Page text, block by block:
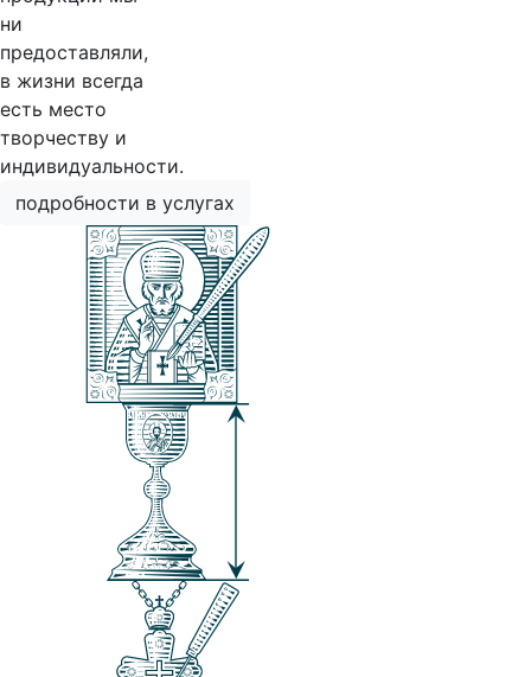
ни
предоставляли,
в жизни всегда
есть место
творчеству и
индивидуальности.
подробности в услугах